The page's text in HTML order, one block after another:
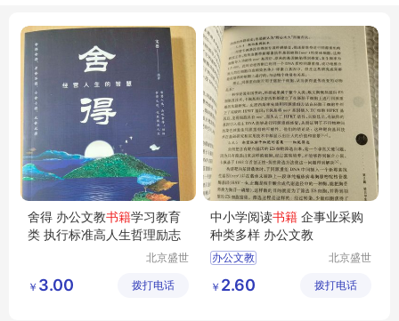
舍得 办公文教书籍学习教育
类 执行标准高人生哲理励志
北京盛世
传播中心
￥ 3.00 拨打电话
中小学阅读书籍 企事业采购
种类多样 办公文教
办公文教
北京盛世
传播中心
￥ 2.60 拨打电话